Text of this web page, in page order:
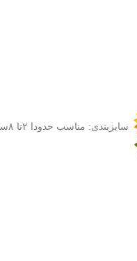
سایزبندی: مناسب حدودا ۲تا ۸سال